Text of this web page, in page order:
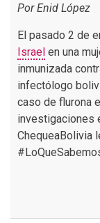
Por Enid López
El pasado 2 de
Israel en una
inmunizada
infectólogo
caso de flurona
investigaciones
ChequeaBolivia